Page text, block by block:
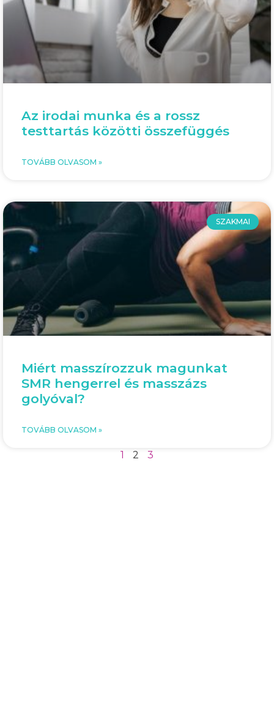
Az irodai munka és a rossz
testtartás közötti összefüggés
TOVÁBB OLVASOM »
SZAKMAI
Miért masszírozzuk magunkat
SMR hengerrel és masszázs
golyóval?
TOVÁBB OLVASOM »
1 2 3